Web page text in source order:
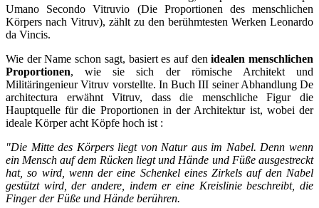
Umano Secondo Vitruvio (Die Proportionen des menschlichen
Körpers nach Vitruv), zählt zu den berühmtesten Werken Leonardo
da Vincis.
Wie der Name schon sagt, basiert es auf denidealen menschlichen
Proportionen, wie sie sich der römische Architekt und
Militäringenieur Vitruv vorstellte. In Buch III seiner Abhandlung De
architectura erwähnt Vitruv, dass die menschliche Figur die
Hauptquelle für die Proportionen in der Architektur ist, wobei der
ideale Körper acht Köpfe hoch ist :
"Die Mitte des Körpers liegt von Natur aus im Nabel. Denn wenn
ein Mensch auf dem Rücken liegt und Hände und Füße ausgestreckt
hat, so wird, wenn der eine Schenkel eines Zirkels auf den Nabel
gestützt wird, der andere, indem er eine Kreislinie beschreibt, die
Finger der Füße und Hände berühren.